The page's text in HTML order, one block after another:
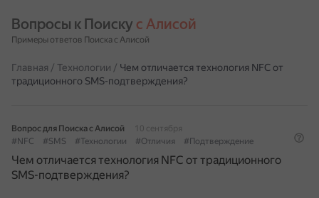
Вопросы к Поиску с Алисой
Примеры ответов Поиска с Алисой
Главная / Технологии / Чем отличается технология NFC от
традиционного SMS-подтверждения?
Вопрос для Поиска с Алисой
10 сентября
#NFC
#SMS #Технологии #Отличия #Подтверждение
Чем отличается технология NFC от традиционного
SMS-подтверждения?